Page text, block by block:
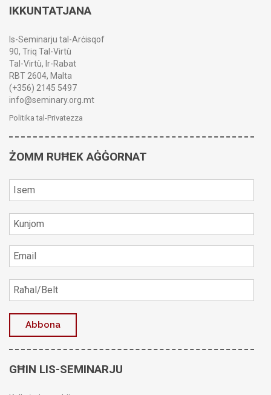
IKKUNTATJANA
Is-Seminarju tal-Arċisqof
90, Triq Tal-Virtù
Tal-Virtù, Ir-Rabat
RBT 2604, Malta
(+356) 2145 5497
info@seminary.org.mt
Politika tal-Privatezza
ŻOMM RUĦEK AĠĠORNAT
GĦIN LIS-SEMINARJU